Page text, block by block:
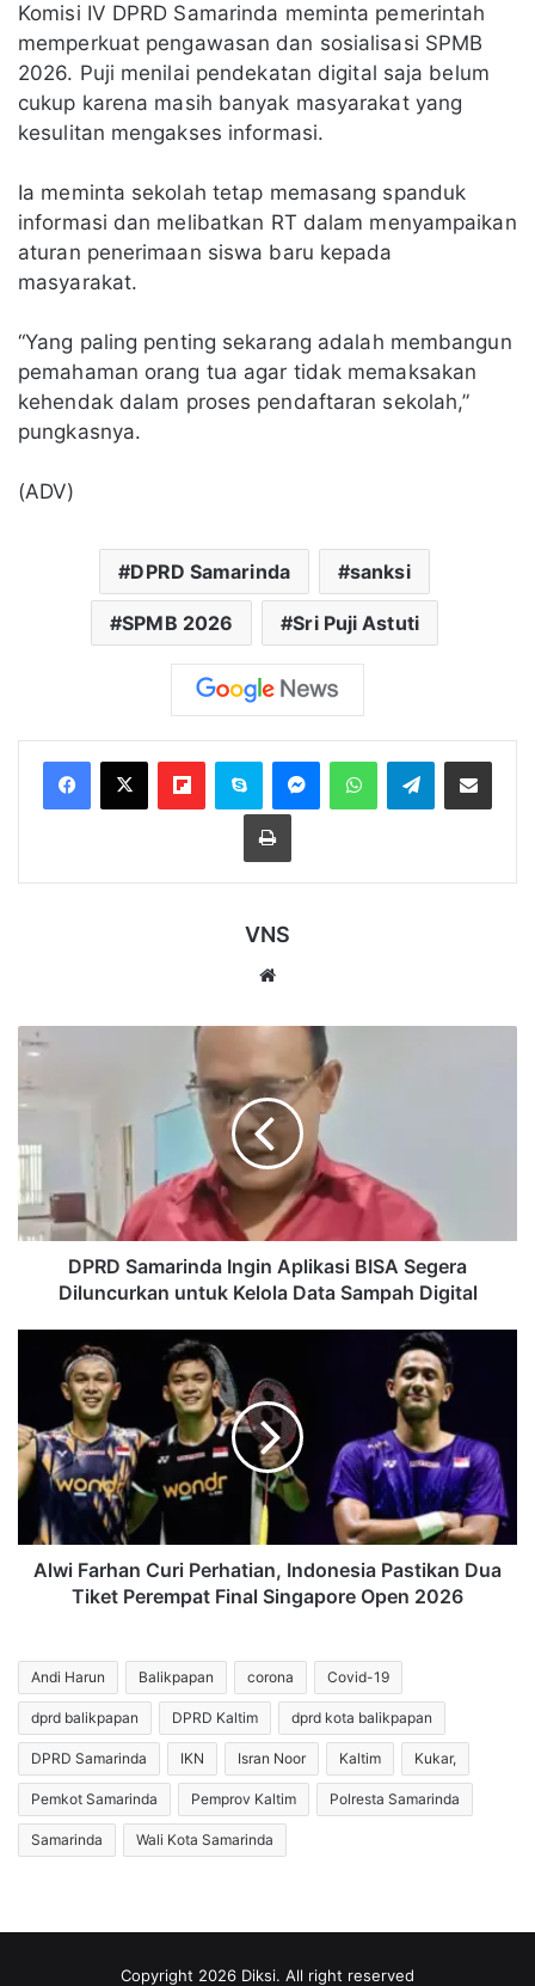
Komisi IV DPRD Samarinda meminta pemerintah
memperkuat pengawasan dan sosialisasi SPMB
2026. Puji menilai pendekatan digital saja belum
cukup karena masih banyak masyarakat yang
kesulitan mengakses informasi.
Ia meminta sekolah tetap memasang spanduk
informasi dan melibatkan RT dalam menyampaikan
aturan penerimaan siswa baru kepada
masyarakat.
“Yang paling penting sekarang adalah membangun
pemahaman orang tua agar tidak memaksakan
kehendak dalam proses pendaftaran sekolah,”
pungkasnya.
(ADV)
DPRD Samarinda sanksi
SPMB 2026 Sri Puji Astuti
FlipboardSkype MessengerWhatsAppTelegramBagikan melalui Email
Cetak
VNS
DPRD
Samarinda
Ingin
Aplikasi
Segera
Diluncurkan
untuk
Kelola
Sampah
DPRD Samarinda Ingin Aplikasi BISA Segera
Diluncurkan untuk Kelola Data Sampah Digital
Farhan
Perhatian,
Indonesia
Pastikan
Dua
Tiket
Perempat
Final
Singapore
Alwi Farhan Curi Perhatian, Indonesia Pastikan Dua
Tiket Perempat Final Singapore Open 2026
Andi Harun Balikpapan corona Covid-19
dprd balikpapan DPRD Kaltim dprd kota balikpapan
DPRD Samarinda IKN Isran Noor Kaltim Kukar,
Pemkot Samarinda Pemprov Kaltim Polresta Samarinda
Samarinda Wali Kota Samarinda
Copyright 2026 Diksi. All right reserved